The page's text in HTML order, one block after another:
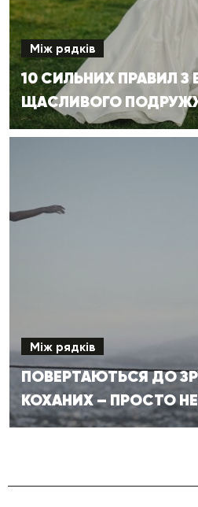
Між рядків
10 СИЛЬНИХ ПРАВИЛ З
ЩАСЛИВОГО
Між рядків
ПОВЕРТАЮТЬСЯ ДО
КОХАНИХ – ПРОСТО